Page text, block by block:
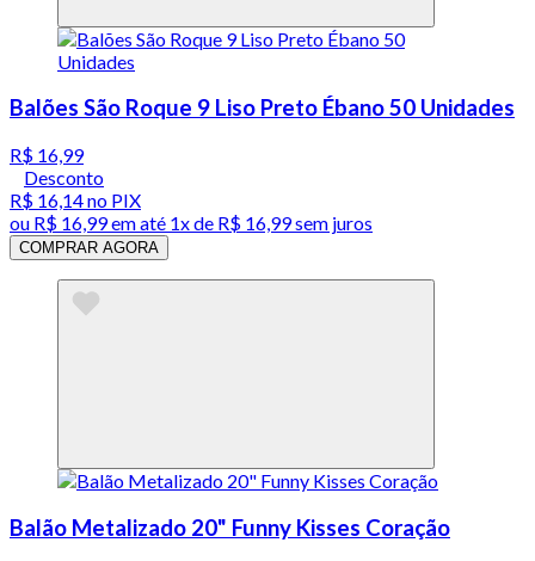
Balões São Roque 9 Liso Preto Ébano 50 Unidades
R$ 16,99
Desconto
R$ 16,14no PIX
ou R$ 16,99em até 1x de R$ 16,99sem juros
COMPRAR AGORA
Balão Metalizado 20" Funny Kisses Coração